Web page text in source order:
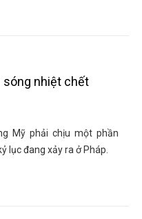
sóng nhiệt chết
Mỹ phải chịu một phần
lục đang xảy ra ở Pháp.